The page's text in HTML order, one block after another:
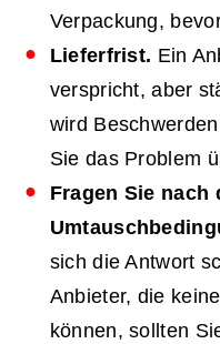
Verpackung,
Lieferfrist. Ein
verspricht, aber
wird
Sie das Problem
Fragen Sie nach
sich die Antwort
Anbieter, die
können, sollten